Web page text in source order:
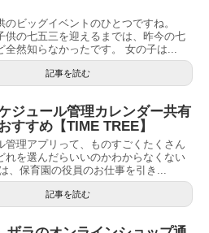
のビッグイベントのひとつですね。
供の七五三を迎えるまでは、昨今の七
全然知らなかったです。 女の子は...
記事を読む
ジュール管理カレンダー共有
すすめ【TIME TREE】
管理アプリって、ものすごくたくさん
れを選んだらいいのかわからなくない
、保育園の役員のお仕事を引き...
記事を読む